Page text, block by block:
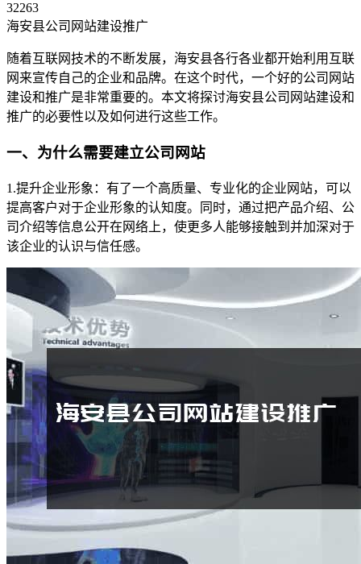
32263
海安县公司网站建设推广
随着互联网技术的不断发展，海安县各行各业都开始利用互联
网来宣传自己的企业和品牌。在这个时代，一个好的公司网站
建设和推广是非常重要的。本文将探讨海安县公司网站建设和
推广的必要性以及如何进行这些工作。
一、为什么需要建立公司网站
1.提升企业形象：有了一个高质量、专业化的企业网站，可以
提高客户对于企业形象的认知度。同时，通过把产品介绍、公
司介绍等信息公开在网络上，使更多人能够接触到并加深对于
该企业的认识与信任感。